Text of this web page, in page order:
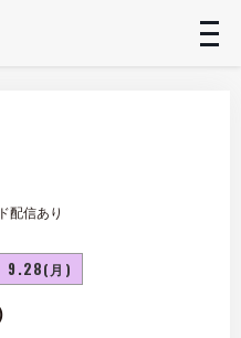
9.28(月)
配信あり